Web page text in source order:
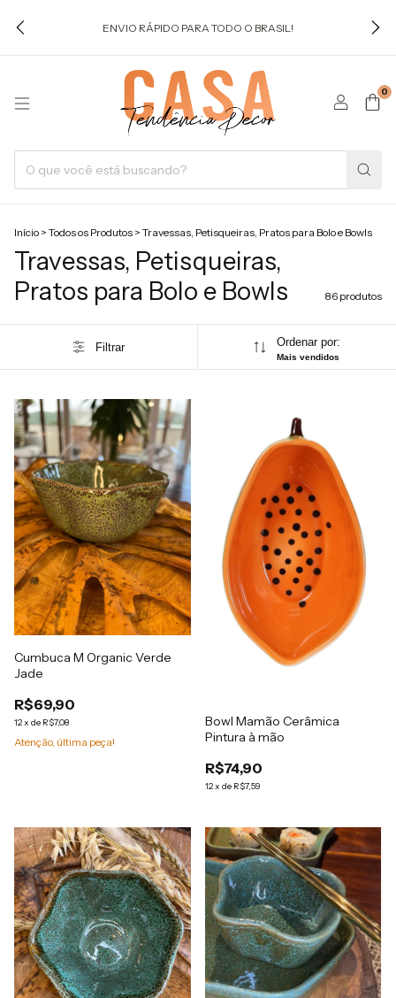
ENVIO RÁPIDO PARA TODO O BRASIL!
0
Início > Todos os Produtos > Travessas, Petisqueiras, Pratos para Bolo e Bowls
Travessas, Petisqueiras,
Pratos para Bolo e Bowls
86 produtos
Filtrar Ordenar por:
Mais vendidos
Cumbuca M Organic Verde
Jade
R$69,90
12x de R$7,08
Atenção, última peça!
Bowl Mamão Cerâmica
Pintura à mão
R$74,90
12x de R$7,59